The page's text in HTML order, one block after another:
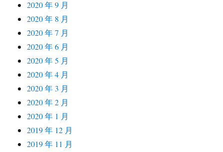
2020 年 9 月
2020 年 8 月
2020 年 7 月
2020 年 6 月
2020 年 5 月
2020 年 4 月
2020 年 3 月
2020 年 2 月
2020 年 1 月
2019 年 12 月
2019 年 11 月